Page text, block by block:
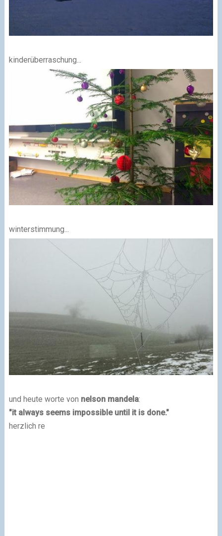
kinderüberraschung...
winterstimmung...
und heute worte von nelson mandela:
"it always seems impossible until it is done."
herzlich re